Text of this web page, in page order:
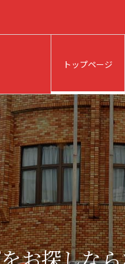
トップページ
お探しな